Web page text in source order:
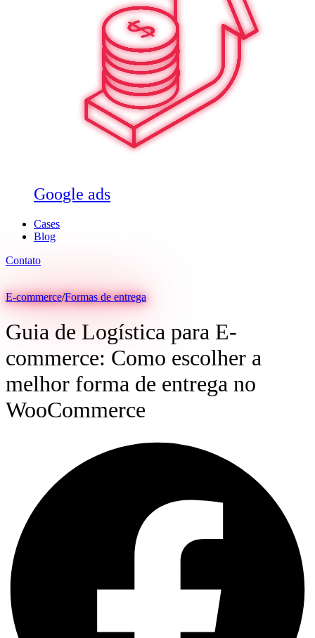
Google ads
Cases
Blog
Contato
E-commerce/Formas de entrega
Guia de Logística para E-
commerce: Como escolher a
melhor forma de entrega no
WooCommerce